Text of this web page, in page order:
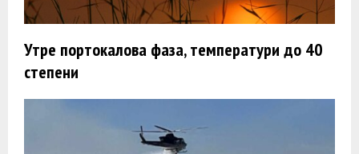
Утре портокалова фаза, температури до 40
степени